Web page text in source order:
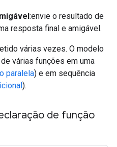
:envie o resultado de
resposta final e amigável.
várias vezes. O modelo
várias funções em uma
paralela) e em sequência
).
de função